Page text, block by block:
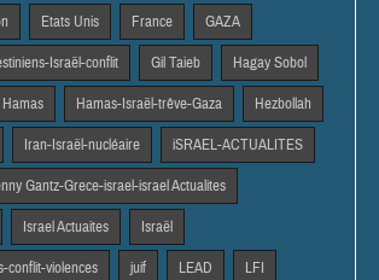
Etats Unis France GAZA
Israël-conflit Gil Taieb Hagay Sobol
Hamas Hamas-Israël-trêve-Gaza Hezbollah
Iran-Israël-nucléaire iSRAEL-ACTUALITES
Gantz-Grece-israel-israel Actualites
Israel Actuaites Israël
conflit-violences juif LEAD LFI